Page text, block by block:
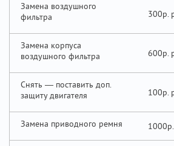
Замена воздушного
фильтра
300р.
Замена корпуса
воздушного фильтра
600р.
Снять — поставить доп.
защиту двигателя
100р.
Замена приводного ремня 1000р.